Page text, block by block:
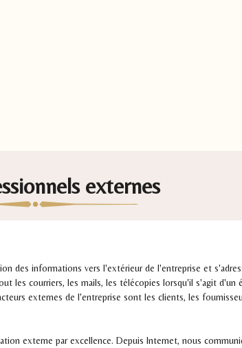
externes
des informations vers l'extérieur de l'entreprise et
les courriers, les mails, les télécopies lorsqu'il s'agit d'un
externes de l'entreprise sont les clients, les
externe par excellence. Depuis Internet, nous